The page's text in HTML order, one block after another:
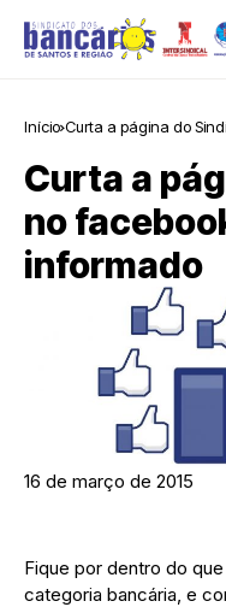
Início Curta a página do
Curta a
no
informado
16 de março de 2015
Fique por dentro do
categoria bancária, e